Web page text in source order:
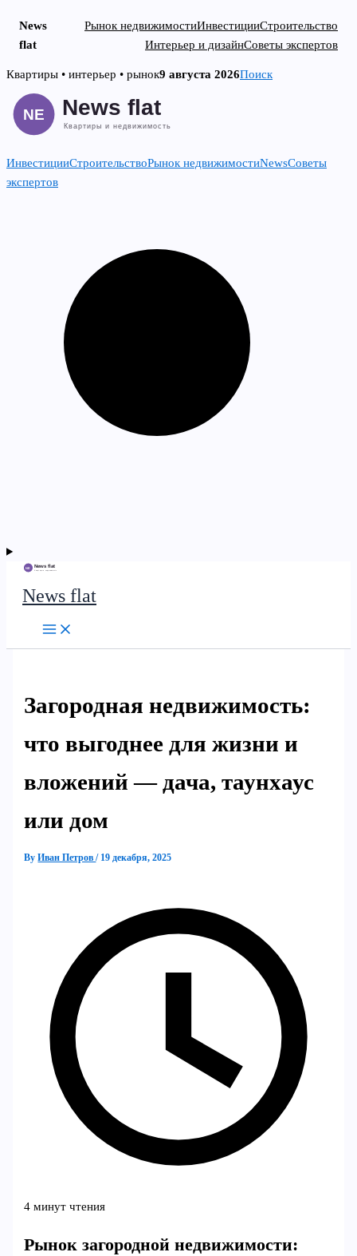
News
flat
Рынок недвижимостиИнвестицииСтроительство
Интерьер и дизайнСоветы экспертов
Skip
content
Квартиры • интерьер • рынок9 августа 2026Поиск
ИнвестицииСтроительствоРынок недвижимостиNewsСоветы
экспертов
News flat
Загородная недвижимость:
что выгоднее для жизни и
вложений — дача, таунхаус
или дом
ByИван Петров/ 19 декабря, 2025
4 минут чтения
Рынок загородной недвижимости: